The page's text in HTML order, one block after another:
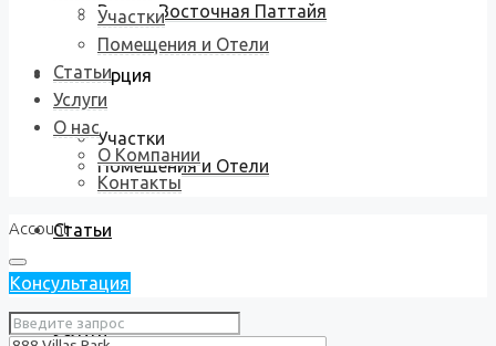
Виллы Восточная Паттайя
Коммерция
Участки
Помещения и Отели
Статьи
Услуги
Участки
Помещения и Отели
Статьи
Услуги
О нас
О Компании
Контакты
Account
Консультация